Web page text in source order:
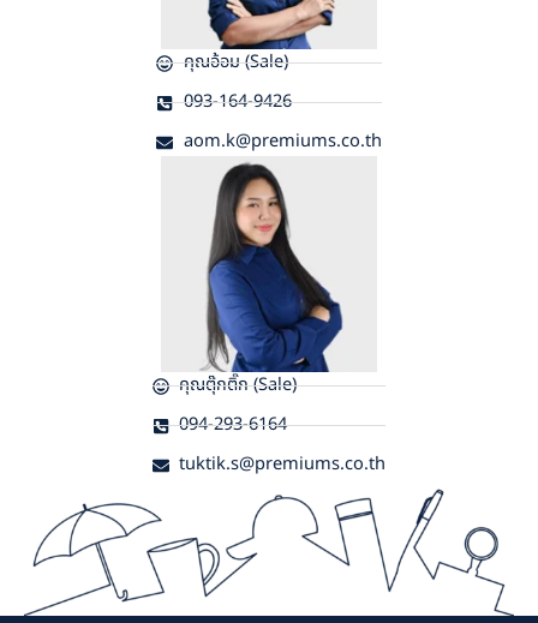
คุณอ้อม (Sale)
093-164-9426
aom.k@premiums.co.th
คุณตุ๊กติ๊ก (Sale)
094-293-6164
tuktik.s@premiums.co.th